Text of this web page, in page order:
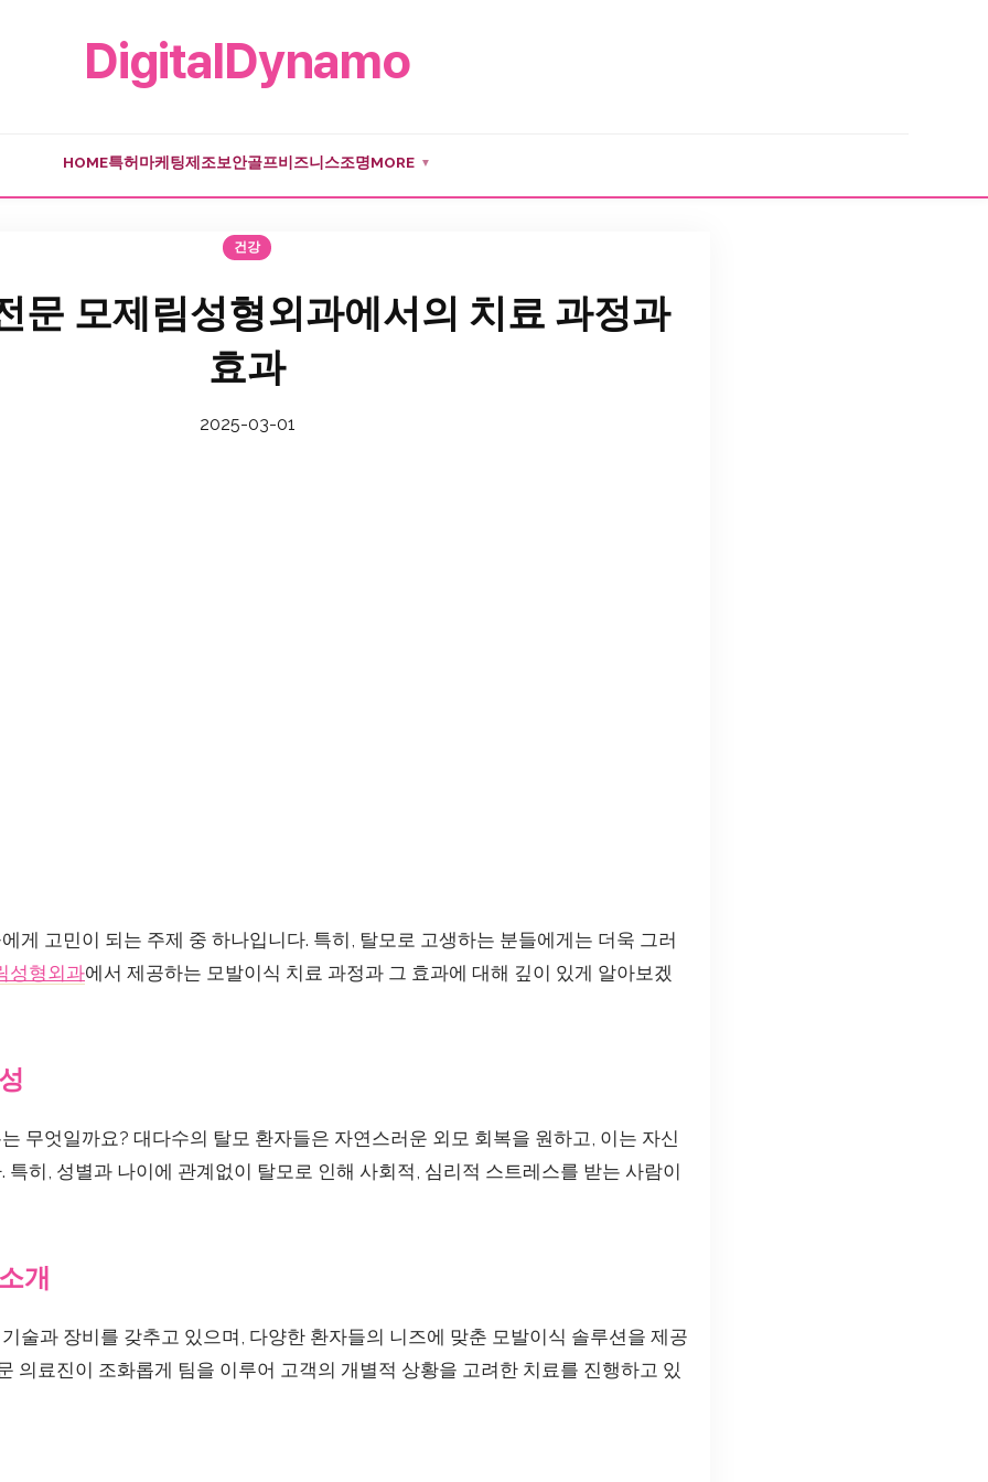
DigitalDynamo
HOME특허 마케팅제조보안골프비즈니스조명MORE ▼
건강
문 모제림성형외과에서의 치료 과정과
효과
2025-03-01
게 고민이 되는 주제 중 하나입니다. 특히, 탈모로 고생하는 분들에게는 더욱 그러
성형외과에서 제공하는 모발이식 치료 과정과 그 효과에 대해 깊이 있게 알아보겠
무엇일까요? 대다수의 탈모 환자들은 자연스러운 외모 회복을 원하고, 이는 자신
특히, 성별과 나이에 관계없이 탈모로 인해 사회적, 심리적 스트레스를 받는 사람이
개
술과 장비를 갖추고 있으며, 다양한 환자들의 니즈에 맞춘 모발이식 솔루션을 제공
의료진이 조화롭게 팀을 이루어 고객의 개별적 상황을 고려한 치료를 진행하고 있